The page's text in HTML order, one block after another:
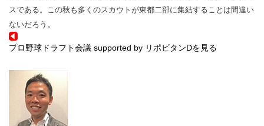
スである。この秋も多くのスカウトが東都二部に集結することは間違い
ないだろう 。
プロ野球ドラフト会議 supported by リポビタンDを見る